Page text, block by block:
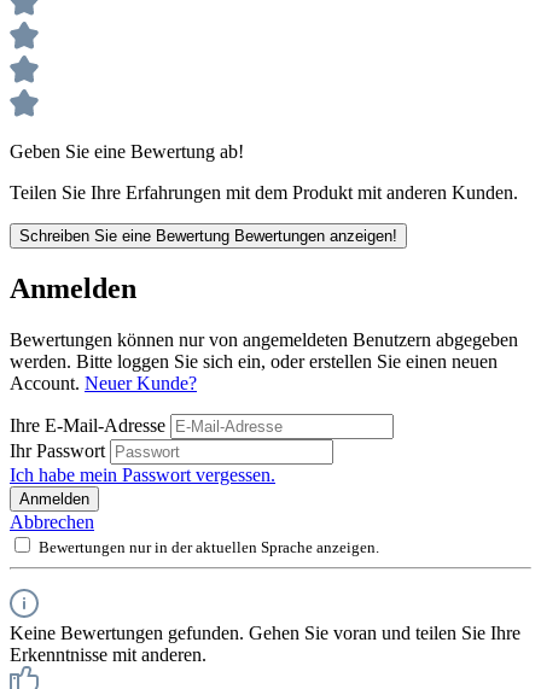
Geben Sie eine Bewertung ab!
Teilen Sie Ihre Erfahrungen mit dem Produkt mit anderen Kunden.
Schreiben Sie eine Bewertung Bewertungen anzeigen!
Anmelden
Bewertungen können nur von angemeldeten Benutzern abgegeben
werden. Bitte loggen Sie sich ein, oder erstellen Sie einen neuen
Account. Neuer Kunde?
Ihre E-Mail-Adresse
Ihr Passwort
Ich habe mein Passwort vergessen.
Anmelden
Abbrechen
Bewertungen nur in der aktuellen Sprache anzeigen.
Keine Bewertungen gefunden. Gehen Sie voran und teilen Sie Ihre
Erkenntnisse mit anderen.